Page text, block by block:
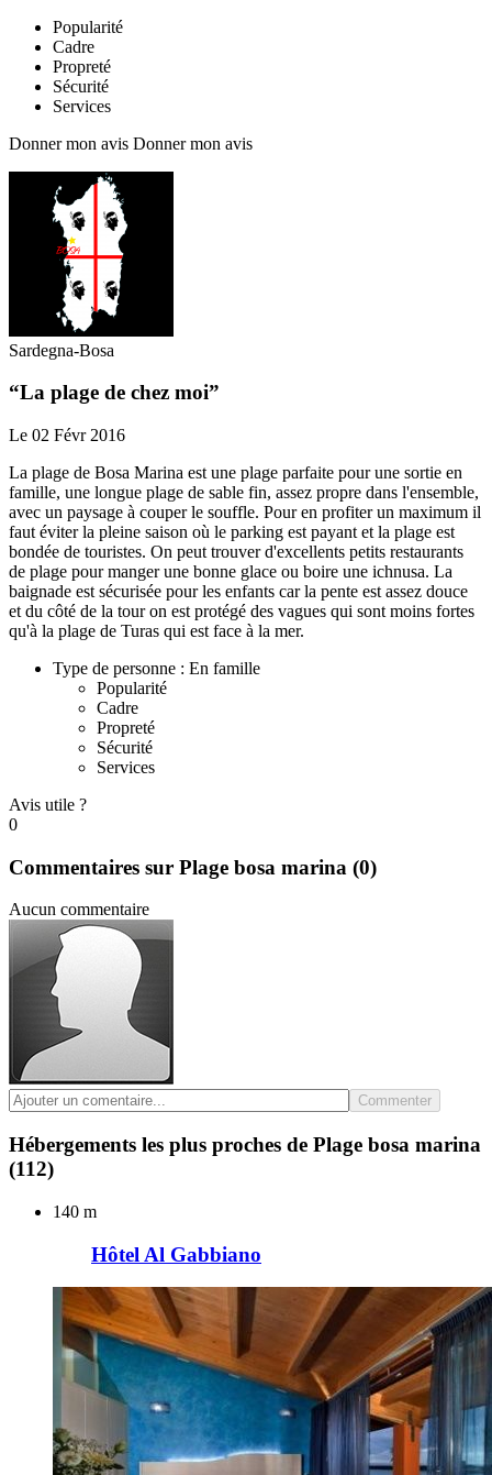
Popularité
Cadre
Propreté
Sécurité
Services
Donner mon avis Donner mon avis
Sardegna-Bosa
“La plage de chez moi”
Le 02 Févr 2016
La plage de Bosa Marina est une plage parfaite pour une sortie en
famille, une longue plage de sable fin, assez propre dans l'ensemble,
avec un paysage à couper le souffle. Pour en profiter un maximum il
faut éviter la pleine saison où le parking est payant et la plage est
bondée de touristes. On peut trouver d'excellents petits restaurants
de plage pour manger une bonne glace ou boire une ichnusa. La
baignade est sécurisée pour les enfants car la pente est assez douce
et du côté de la tour on est protégé des vagues qui sont moins fortes
qu'à la plage de Turas qui est face à la mer.
Type de personne : En famille
Popularité
Cadre
Propreté
Sécurité
Services
Avis utile ?
0
Commentaires sur Plage bosa marina (0)
Aucun commentaire
Commenter
Hébergements les plus proches de Plage bosa marina
(112)
140 m
Hôtel Al Gabbiano